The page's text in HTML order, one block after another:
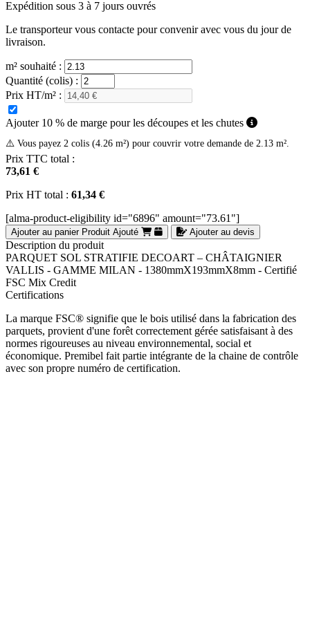
Expédition sous 3 à 7 jours ouvrés
Le transporteur vous contacte pour convenir avec vous du jour de
livraison.
m² souhaité :
Quantité (colis) :
Prix HT/m² :
Ajouter 10 % de marge pour les découpes et les chutes
⚠️ Vous payez 2 colis (4.26 m²) pour couvrir votre demande de 2.13 m².
Prix TTC total :
73,61 €
Prix HT total : 61,34 €
[alma-product-eligibility id="6896" amount="73.61"]
Ajouter au panier Produit Ajouté Ajouter au devis
Description du produit
PARQUET SOL STRATIFIE DECOART – CHÂTAIGNIER
VALLIS - GAMME MILAN - 1380mmX193mmX8mm - Certifié
FSC Mix Credit
Certifications
La marque FSC® signifie que le bois utilisé dans la fabrication des
parquets, provient d'une forêt correctement gérée satisfaisant à des
normes rigoureuses au niveau environnemental, social et
économique. Premibel fait partie intégrante de la chaine de contrôle
avec son propre numéro de certification.